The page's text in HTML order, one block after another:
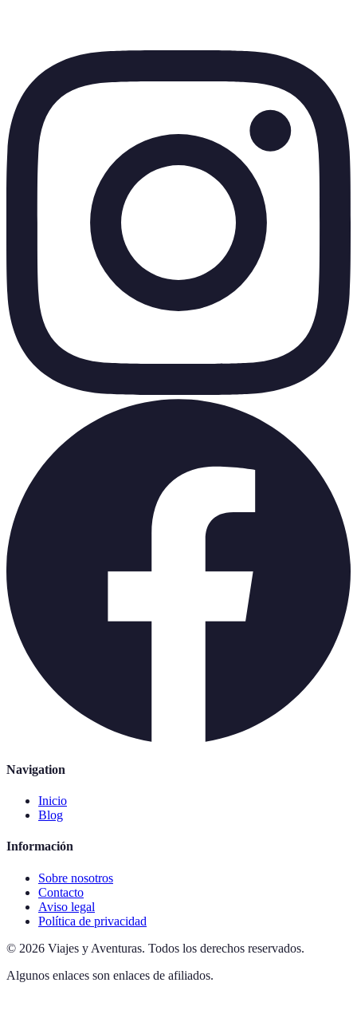
Navigation
Inicio
Blog
Información
Sobre nosotros
Contacto
Aviso legal
Política de privacidad
© 2026 Viajes y Aventuras. Todos los derechos reservados.
Algunos enlaces son enlaces de afiliados.